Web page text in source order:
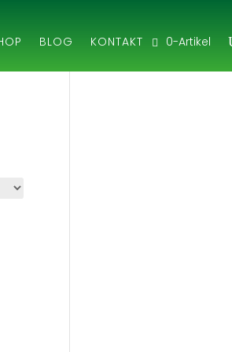
BLOG KONTAKT 0-Artikel